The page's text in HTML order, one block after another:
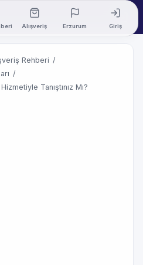
Alışveriş Erzurum Giriş
Rehberi /
/
Tanıştınız Mı?